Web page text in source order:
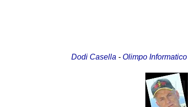
Dodi Casella - Olimpo Informatico